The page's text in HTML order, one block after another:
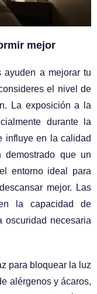
mejor
ayuden a mejorar tu
el nivel de
La exposición a la
durante la
influye en la calidad
demostrado que un
entorno ideal para
mejor. Las
la capacidad de
oscuridad necesaria
para bloquear la luz
alérgenos y ácaros,